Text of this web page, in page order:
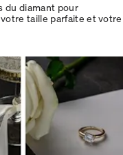
du diamant pour
taille parfaite et votre